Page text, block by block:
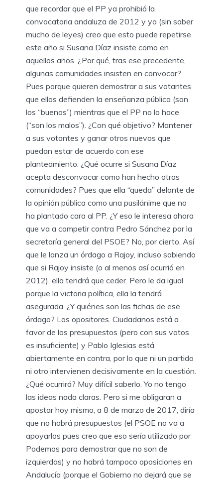
que recordar que el PP ya prohibió la
convocatoria andaluza de 2012 y yo (sin saber
mucho de leyes) creo que esto puede repetirse
este año si Susana Díaz insiste como en
aquellos años. ¿Por qué, tras ese precedente,
algunas comunidades insisten en convocar?
Pues porque quieren demostrar a sus votantes
que ellos defienden la enseñanza pública (son
los “buenos”) mientras que el PP no lo hace
(“son los malos”). ¿Con qué objetivo? Mantener
a sus votantes y ganar otros nuevos que
puedan estar de acuerdo con ese
planteamiento. ¿Qué ocurre si Susana Díaz
acepta desconvocar como han hecho otras
comunidades? Pues que ella “queda” delante de
la opinión pública como una pusilánime que no
ha plantado cara al PP. ¿Y eso le interesa ahora
que va a competir contra Pedro Sánchez por la
secretaría general del PSOE? No, por cierto. Así
que le lanza un órdago a Rajoy, incluso sabiendo
que si Rajoy insiste (o al menos así ocurrió en
2012), ella tendrá que ceder. Pero le da igual
porque la victoria política, ella la tendrá
asegurada. ¿Y quiénes son las fichas de ese
órdago? Los opositores. Ciudadanos está a
favor de los presupuestos (pero con sus votos
es insuficiente) y Pablo Iglesias está
abiertamente en contra, por lo que ni un partido
ni otro intervienen decisivamente en la cuestión.
¿Qué ocurrirá? Muy difícil saberlo. Yo no tengo
las ideas nada claras. Pero si me obligaran a
apostar hoy mismo, a 8 de marzo de 2017, diría
que no habrá presupuestos (el PSOE no va a
apoyarlos pues creo que eso sería utilizado por
Podemos para demostrar que no son de
izquierdas) y no habrá tampoco oposiciones en
Andalucía (porque el Gobierno no dejará que se